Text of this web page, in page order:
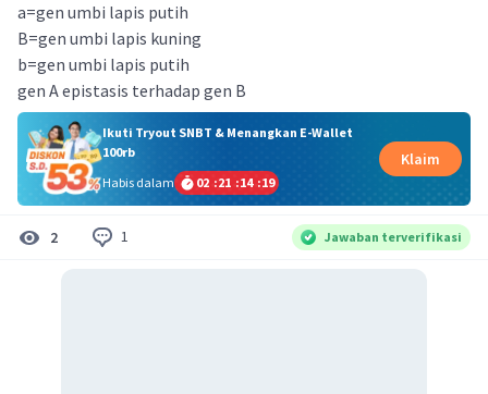
a=gen umbi lapis putih
B=gen umbi lapis kuning
b=gen umbi lapis putih
gen A epistasis terhadap gen B
Ikuti Tryout SNBT & Menangkan E-Wallet
100rb
Habis dalam
02 :21 :14 :18
Klaim
2 1 Jawaban terverifikasi